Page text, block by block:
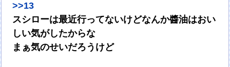
>>13
スシローは最近行ってないけどなんか醬油はおい
しい気がしたからな
まぁ気のせいだろうけど